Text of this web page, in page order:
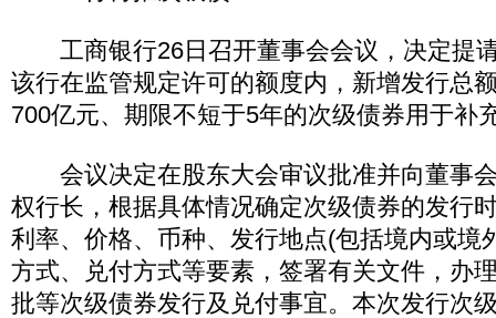
工商银行26日召开董事会会议，决定提
该行在监管规定许可的额度内，新增发行总
700亿元、期限不短于5年的次级债券用于补
会议决定在股东大会审议批准并向董事
权行长，根据具体情况确定次级债券的发行
利率、价格、币种、发行地点(包括境内或境
方式、兑付方式等要素，签署有关文件，办
批等次级债券发行及兑付事宜。本次发行次